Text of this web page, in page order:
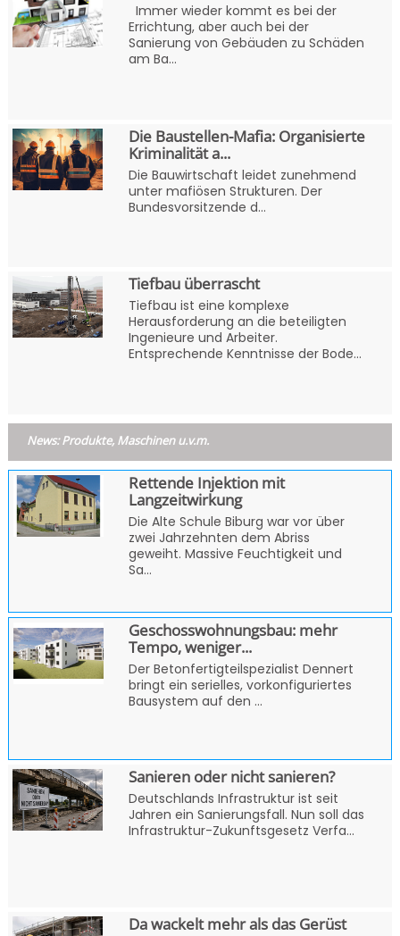
Immer wieder kommt es bei der
Errichtung, aber auch bei der
Sanierung von Gebäuden zu Schäden
am Ba...
Die Baustellen-Mafia: Organisierte
Kriminalität a...
Die Bauwirtschaft leidet zunehmend
unter mafiösen Strukturen. Der
Bundesvorsitzende d...
Tiefbau überrascht
Tiefbau ist eine komplexe
Herausforderung an die beteiligten
Ingenieure und Arbeiter.
Entsprechende Kenntnisse der Bode...
News: Produkte, Maschinen u.v.m.
Rettende Injektion mit
Langzeitwirkung
Die Alte Schule Biburg war vor über
zwei Jahrzehnten dem Abriss
geweiht. Massive Feuchtigkeit und
Sa...
Geschosswohnungsbau: mehr
Tempo, weniger...
Der Betonfertigteilspezialist Dennert
bringt ein serielles, vorkonfiguriertes
Bausystem auf den ...
Sanieren oder nicht sanieren?
Deutschlands Infrastruktur ist seit
Jahren ein Sanierungsfall. Nun soll das
Infrastruktur-Zukunftsgesetz Verfa...
Da wackelt mehr als das Gerüst